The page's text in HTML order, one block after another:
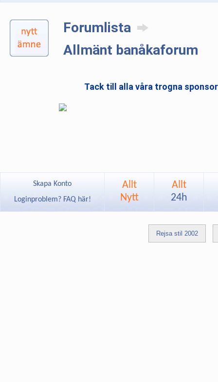
Forumlista
Allmänt banåkaforum
Tack till alla våra trogna
Skapa Konto
Loginproblem? FAQ här!
Allt
Nytt
Allt
24h
Rejsa stil 2002